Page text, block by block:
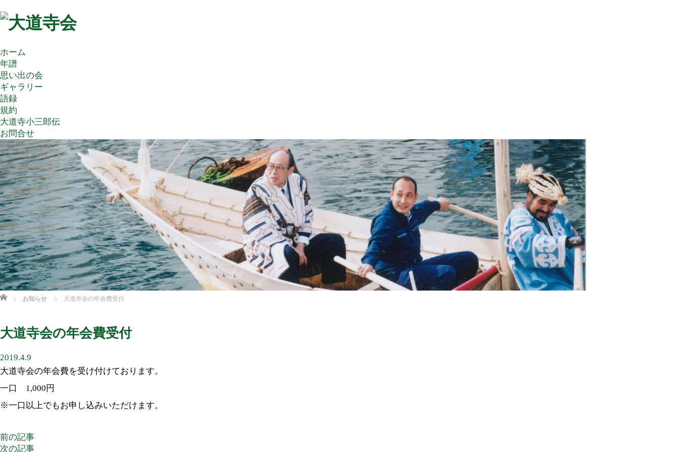
ホーム
年譜
思い出の会
ギャラリー
語録
規約
大道寺小三郎伝
お問合せ
ホーム お知らせ 大道寺会の年会費受付
大道寺会の年会費受付
2019.4.9
大道寺会の年会費を受け付けております。
一口 1,000円
※一口以上でもお申し込みいただけます。
前の記事
次の記事